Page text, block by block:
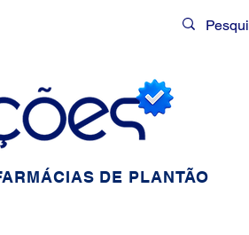
DE PLANTÃO